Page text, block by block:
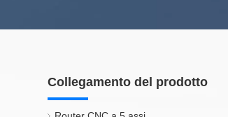
Collegamento del prodotto